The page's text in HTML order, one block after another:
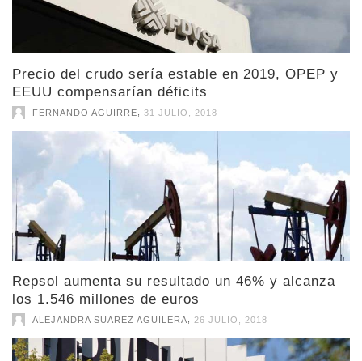
Precio del crudo sería estable en 2019, OPEP y
EEUU compensarían déficits
FERNANDO AGUIRRE 31 JULIO, 2018
Repsol aumenta su resultado un 46% y alcanza
los 1.546 millones de euros
ALEJANDRA SUAREZ AGUILERA 26 JULIO, 2018